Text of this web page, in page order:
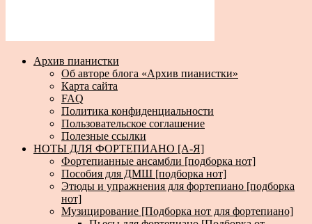
Архив пианистки
Об авторе блога «Архив пианистки»
Карта сайта
FAQ
Политика конфиденциальности
Пользовательское соглашение
Полезные ссылки
НОТЫ ДЛЯ ФОРТЕПИАНО [А-Я]
Фортепианные ансамбли [подборка нот]
Пособия для ДМШ [подборка нот]
Этюды и упражнения для фортепиано [подборка
нот]
Музицирование [Подборка нот для фортепиано]